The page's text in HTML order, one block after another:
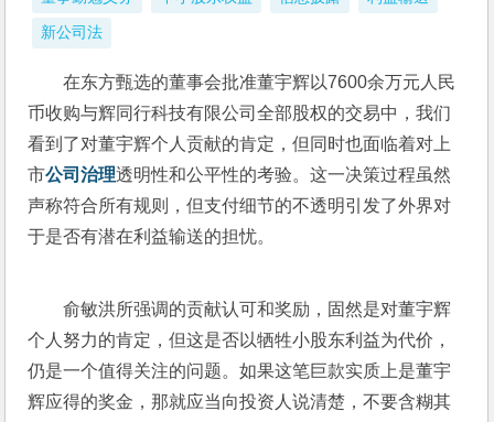
新公司法
在东方甄选的董事会批准董宇辉以7600余万元人民
币收购与辉同行科技有限公司全部股权的交易中，我们
看到了对董宇辉个人贡献的肯定，但同时也面临着对上
市公司治理透明性和公平性的考验。这一决策过程虽然
声称符合所有规则，但支付细节的不透明引发了外界对
于是否有潜在利益输送的担忧。
俞敏洪所强调的贡献认可和奖励，固然是对董宇辉
个人努力的肯定，但这是否以牺牲小股东利益为代价，
仍是一个值得关注的问题。如果这笔巨款实质上是董宇
辉应得的奖金，那就应当向投资人说清楚，不要含糊其